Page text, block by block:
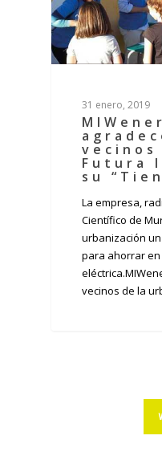
31 enero, 2019
vecinos
Futura
su
La empresa,
Científico de
urbanización
para ahorrar
vecinos de la